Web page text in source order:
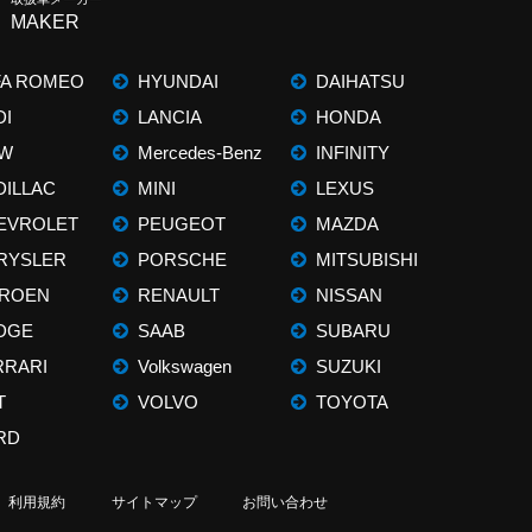
MAKER
ROMEO
HYUNDAI
LANCIA
Mercedes-Benz
MINI
PEUGEOT
PORSCHE
RENAULT
SAAB
Volkswagen
VOLVO
DAIHATSU
HONDA
INFINITY
LEXUS
MAZDA
MITSUBISHI
NISSAN
SUBARU
SUZUKI
TOYOTA
利用規約 サイトマップ お問い合わせ